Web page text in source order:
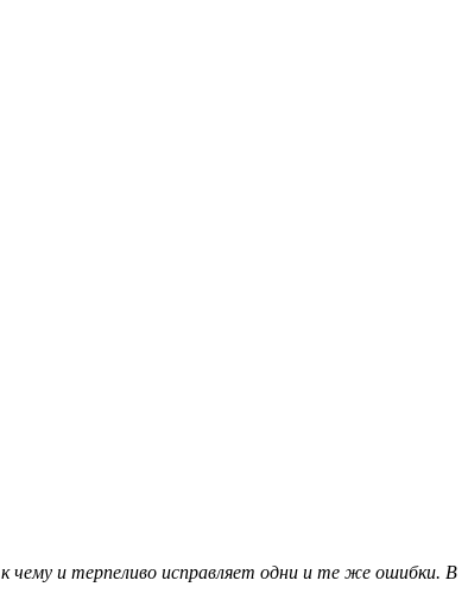
чему и терпеливо исправляет одни и те же ошибки. В